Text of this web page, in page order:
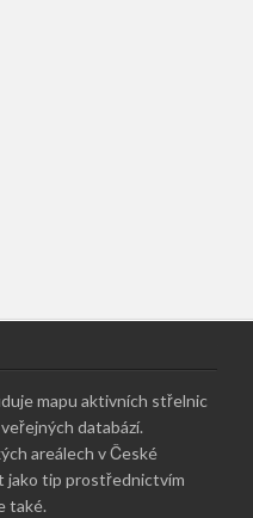
mapu aktivních střelnic
databází.
areálech v České
jako tip prostřednictvím
také.